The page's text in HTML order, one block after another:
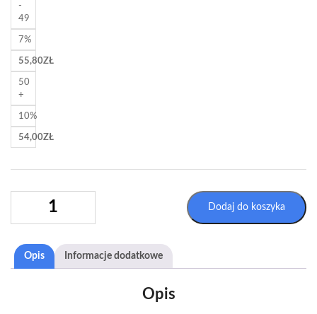
-
49
7%
55,80ZŁ
50
+
10%
54,00ZŁ
ETYKIETY
SAMOPRZYLEPNE
ARKUSZE
A4
FLUORO
Dodaj do koszyka
Opis Informacje dodatkowe
Opis